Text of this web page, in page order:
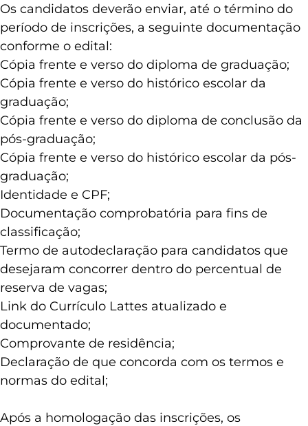
Os candidatos deverão enviar, até o término do
período de inscrições, a seguinte documentação
conforme o edital:
Cópia frente e verso do diploma de graduação;
Cópia frente e verso do histórico escolar da
graduação;
Cópia frente e verso do diploma de conclusão da
pós-graduação;
Cópia frente e verso do histórico escolar da pós-
graduação;
Identidade e CPF;
Documentação comprobatória para fins de
classificação;
Termo de autodeclaração para candidatos que
desejaram concorrer dentro do percentual de
reserva de vagas;
Link do Currículo Lattes atualizado e
documentado;
Comprovante de residência;
Declaração de que concorda com os termos e
normas do edital;
Após a homologação das inscrições, os